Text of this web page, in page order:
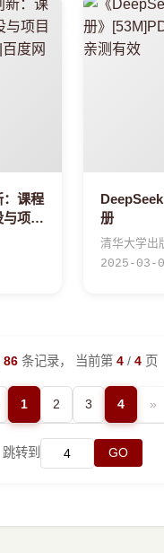
课程
项目
册
清华大学出
2025-03-
86 条记录， 当前第 4 / 4 页
1 2 3 4 »
跳转到 GO